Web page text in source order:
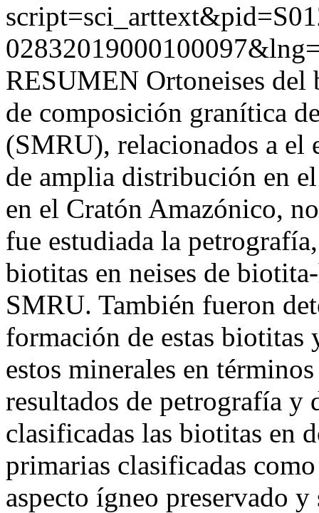
RESUMEN Ortoneises del
de composición granítica
(SMRU), relacionados a el
de amplia distribución en
en el Cratón Amazónico,
fue estudiada la
biotitas en neises de
SMRU. También fueron
formación de estas
estos minerales en
resultados de petrografía
clasificadas las biotitas en
primarias clasificadas
aspecto ígneo preservado